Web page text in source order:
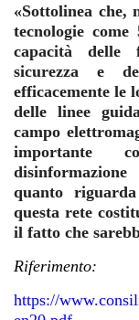
«Sottolinea che,
tecnologie
capacità delle
sicurezza e
efficacemente le
delle linee
campo
importante
quanto
questa rete
il fatto che
Riferimento:
https://